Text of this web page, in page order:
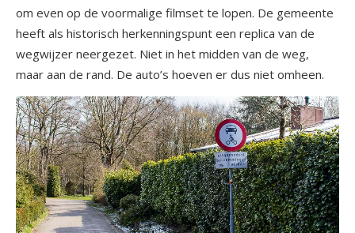
om even op de voormalige filmset te lopen. De gemeente
heeft als historisch herkenningspunt een replica van de
wegwijzer neergezet. Niet in het midden van de weg,
maar aan de rand. De auto’s hoeven er dus niet omheen.